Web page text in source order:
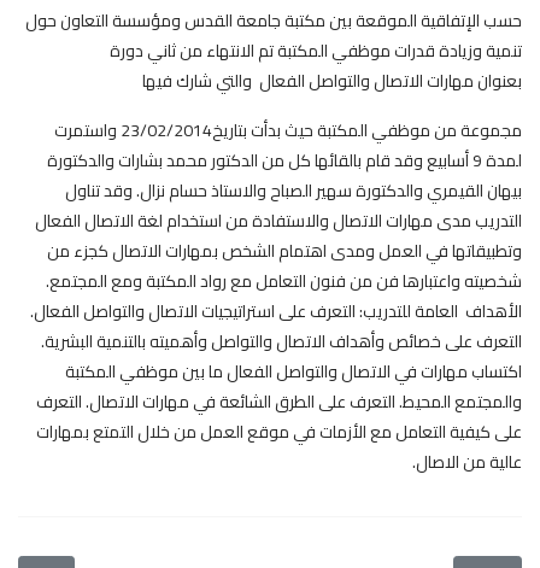
حسب الإتفاقية الموقعة بين مكتبة جامعة القدس ومؤسسة التعاون حول
تنمية وزيادة قدرات موظفي المكتبة تم الانتهاء من ثاني دورة
بعنوان مهارات الاتصال والتواصل الفعال والتي شارك فيها
مجموعة من موظفي المكتبة حيث بدأت بتاريخ23/02/2014 واستمرت
لمدة 9 أسابيع وقد قام بالقائها كل من الدكتور محمد بشارات والدكتورة
بيهان القيمري والدكتورة سهير الصباح والاستاذ حسام نزال. وقد تناول
التدريب مدى مهارات الاتصال والاستفادة من استخدام لغة الاتصال الفعال
وتطبيقاتها في العمل ومدى اهتمام الشخص بمهارات الاتصال كجزء من
شخصيته واعتبارها فن من فنون التعامل مع رواد المكتبة ومع المجتمع.
الأهداف العامة للتدريب: التعرف على استراتيجيات الاتصال والتواصل الفعال.
التعرف على خصائص وأهداف الاتصال والتواصل وأهميته بالتنمية البشرية.
اكتساب مهارات في الاتصال والتواصل الفعال ما بين موظفي المكتبة
والمجتمع المحيط. التعرف على الطرق الشائعة في مهارات الاتصال. التعرف
على كيفية التعامل مع الأزمات في موقع العمل من خلال التمتع بمهارات
عالية من الاصال.